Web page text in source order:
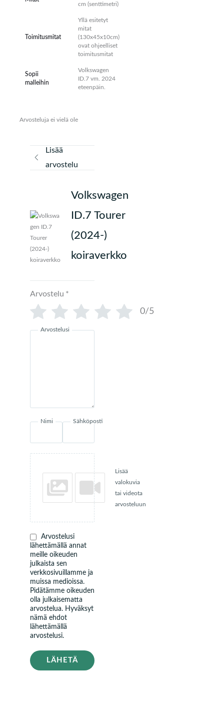
cm (senttimetri)
Toimitusmitat
Yllä esitetyt
mitat
(130x45x10cm)
ovat ohjeelliset
toimitusmitat
Sopii
malleihin
Volkswagen
ID.7 vm. 2024
eteenpäin.
Arvosteluja ei vielä ole
Lisää
arvostelu
Volkswagen
ID.7 Tourer
(2024-)
koiraverkko
Arvostelu *
0/5
Arvostelusi
Nimi Sähköposti
Lisää
valokuvia
tai videota
arvosteluun
Arvostelusi
lähettämällä annat
meille oikeuden
julkaista sen
verkkosivuillamme ja
muissa medioissa.
Pidätämme oikeuden
olla julkaisematta
arvostelua. Hyväksyt
nämä ehdot
lähettämällä
arvostelusi.
LÄHETÄ